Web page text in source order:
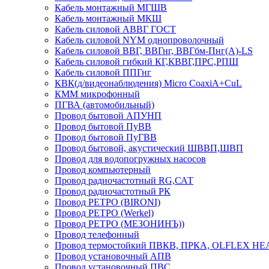
Кабель монтажный МГШВ
Кабель монтажный МКШ
Кабель силовой АВВГ ГОСТ
Кабель силовой NYM однопроволочный
Кабель силовой ВВГ, ВВГнг, ВВГбм-Пнг(А)-LS
Кабель силовой гибкий КГ,КВВГ,ПРС,РПШ
Кабель силовой ППГнг
КВК(д/видеонаблюдения) Micro CoaxiA+CuL
КММ микрофонный
ПГВА (автомобильный)
Провод бытовой АПУНП
Провод бытовой ПуВВ
Провод бытовой ПуГВВ
Провод бытовой, акустический ШВВП,ШВП
Провод для водопогружных насосов
Провод компьютерный
Провод радиочастотный RG,САТ
Провод радиочастотный РК
Провод РЕТРО (BIRONI)
Провод РЕТРО (Werkel)
Провод РЕТРО (МЕЗОНИНЪ))
Провод телефонный
Провод термостойкий ПВКВ, ПРКА, OLFLEX
Провод установочный АПВ